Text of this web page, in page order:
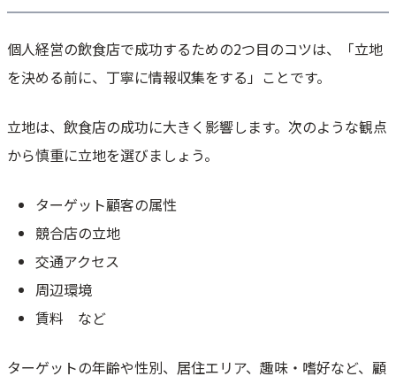
個人経営の飲食店で成功するための2つ目のコツは、「立地
を決める前に、丁寧に情報収集をする」ことです。
立地は、飲食店の成功に大きく影響します。次のような観点
から慎重に立地を選びましょう。
ターゲット顧客の属性
競合店の立地
交通アクセス
周辺環境
賃料 など
ターゲットの年齢や性別、居住エリア、趣味・嗜好など、顧